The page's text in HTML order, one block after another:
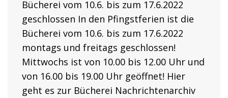
Bücherei vom 10.6. bis zum 17.6.2022
geschlossen In den Pfingstferien ist die
Bücherei vom 10.6. bis zum 17.6.2022
montags und freitags geschlossen!
Mittwochs ist von 10.00 bis 12.00 Uhr und
von 16.00 bis 19.00 Uhr geöffnet! Hier
geht es zur Bücherei Nachrichtenarchiv